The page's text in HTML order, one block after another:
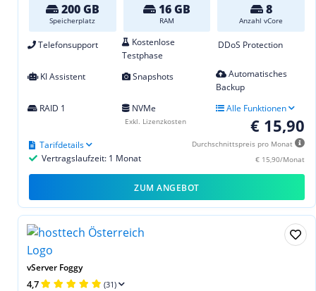
200 GB
Speicherplatz
16 GB
RAM
8
Anzahl vCore
Telefonsupport
Kostenlose
Testphase
DDoS Protection
KI Assistent Snapshots
Automatisches
Backup
RAID 1
NVMe Alle Funktionen
€ 15,90
Durchschnittspreis pro Monat
€ 15,90/Monat
Vertragslaufzeit: 1 Monat
Tarifdetails
Exkl. Lizenzkosten
ZUM ANGEBOT
vServer Foggy
4,7 (31)